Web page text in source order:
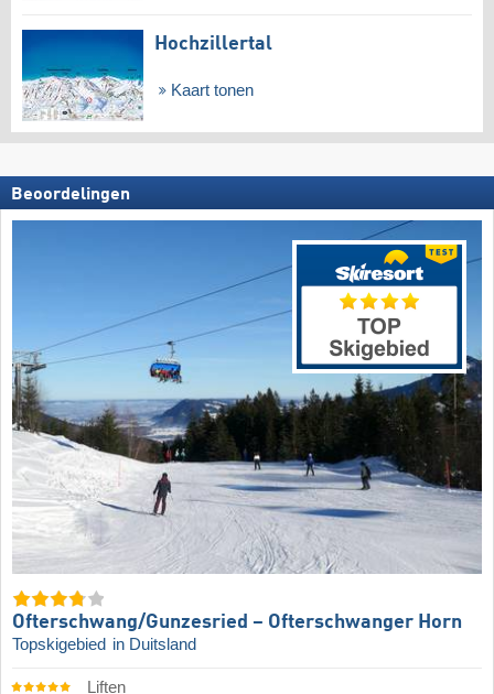
Hochzillertal
Kaart tonen
Beoordelingen
Ofterschwang/​Gunzesried – Ofterschwanger Horn
Topskigebied in Duitsland
Liften